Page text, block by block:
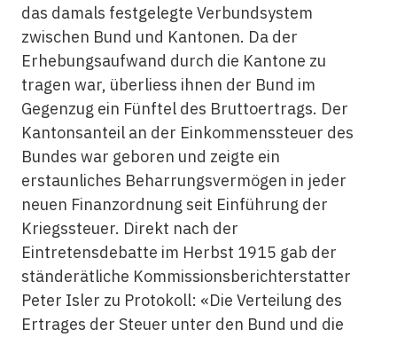
das damals festgelegte Verbundsystem
zwischen Bund und Kantonen. Da der
Erhebungsaufwand durch die Kantone zu
tragen war, überliess ihnen der Bund im
Gegenzug ein Fünftel des Bruttoertrags. Der
Kantonsanteil an der Einkommenssteuer des
Bundes war geboren und zeigte ein
erstaunliches Beharrungsvermögen in jeder
neuen Finanzordnung seit Einführung der
Kriegssteuer. Direkt nach der
Eintretensdebatte im Herbst 1915 gab der
ständerätliche Kommissionsberichterstatter
Peter Isler zu Protokoll: «Die Verteilung des
Ertrages der Steuer unter den Bund und die